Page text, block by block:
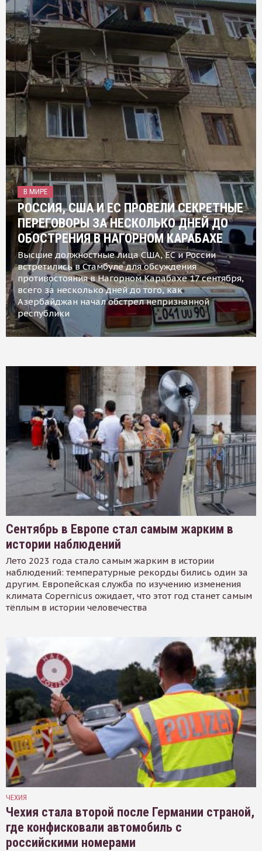
В МИРЕ
РОССИЯ, США И ЕС ПРОВЕЛИ СЕКРЕТНЫЕ
ПЕРЕГОВОРЫ ЗА НЕСКОЛЬКО ДНЕЙ ДО
ОБОСТРЕНИЯ В НАГОРНОМ КАРАБАХЕ
Высшие должностные лица США, ЕС и России
встретились в Стамбуле для обсуждения
противостояния в Нагорном Карабахе 17 сентября,
всего за несколько дней до того, как
Азербайджан начал обстрел непризнанной
республики
Сентябрь в Европе стал самым жарким в
истории наблюдений
Лето 2023 года стало самым жарким в истории
наблюдений: температурные рекорды бились один за
другим. Европейская служба по изучению изменения
климата Copernicus ожидает, что этот год станет самым
тёплым в истории человечества
ЧЕХИЯ
Чехия стала второй после Германии страной,
где конфисковали автомобиль с
российскими номерами